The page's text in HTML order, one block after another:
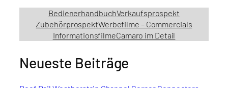
BedienerhandbuchVerkaufsprospekt
ZubehörprospektWerbefilme – Commercials
InformationsfilmeCamaro im Detail
Neueste Beiträge